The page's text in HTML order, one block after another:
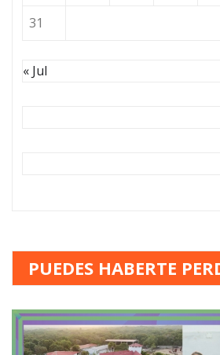
31
« Jul
PUEDES HABERTE